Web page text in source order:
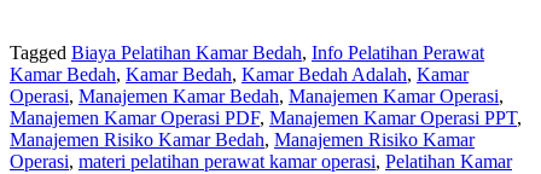
Tagged Biaya Pelatihan Kamar Bedah, Info Pelatihan Perawat
Kamar Bedah, Kamar Bedah, Kamar Bedah Adalah, Kamar
Operasi, Manajemen Kamar Bedah, Manajemen Kamar Operasi,
Manajemen Kamar Operasi PDF, Manajemen Kamar Operasi PPT,
Manajemen Risiko Kamar Bedah, Manajemen Risiko Kamar
Operasi, materi pelatihan perawat kamar operasi, Pelatihan Kamar